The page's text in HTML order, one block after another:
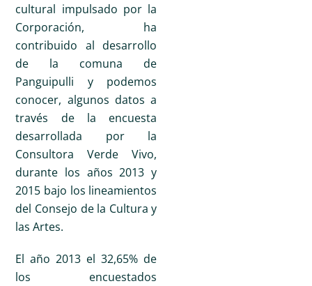
cultural impulsado por la
Corporación, ha
contribuido al desarrollo
de la comuna de
Panguipulli y podemos
conocer, algunos datos a
través de la encuesta
desarrollada por la
Consultora Verde Vivo,
durante los años 2013 y
2015 bajo los lineamientos
del Consejo de la Cultura y
las Artes.
El año 2013 el 32,65% de
los encuestados